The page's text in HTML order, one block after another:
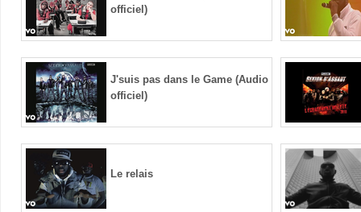
officiel)
J'suis pas dans le Game (Audio
officiel)
Le relais